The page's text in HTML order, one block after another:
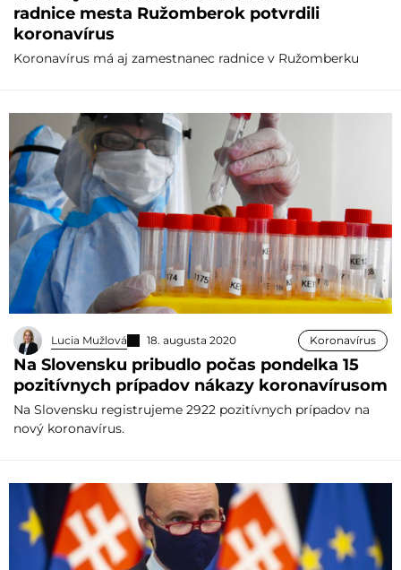
radnice mesta Ružomberok potvrdili
koronavírus
Koronavírus má aj zamestnanec radnice v Ružomberku
Lucia Mužlová 18. augusta 2020 Koronavírus
Na Slovensku pribudlo počas pondelka 15
pozitívnych prípadov nákazy koronavírusom
Na Slovensku registrujeme 2922 pozitívnych prípadov na
nový koronavírus.